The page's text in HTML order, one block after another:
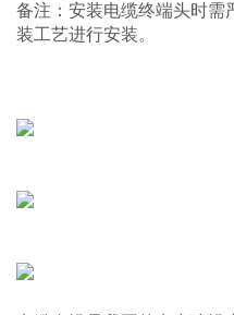
备注：安装电缆终端头时需
装工艺进行安装。